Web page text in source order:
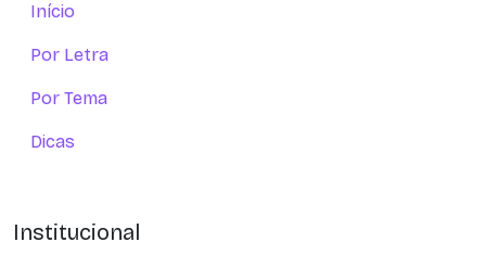
Início
Por Letra
Por Tema
Dicas
Institucional